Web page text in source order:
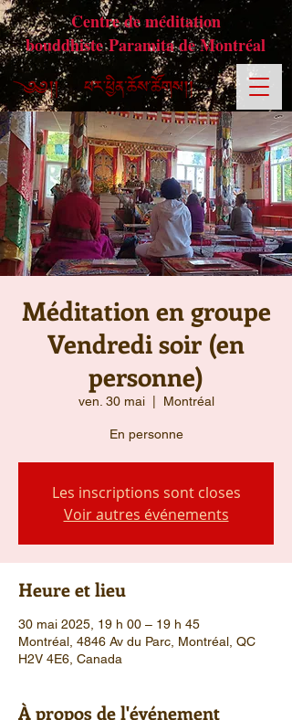
Centre de méditation
bouddhiste Paramita de Montréal
Méditation en groupe
Vendredi soir (en
personne)
ven. 30 mai
  |
Montréal
En personne
Les inscriptions sont closes
Voir autres événements
Heure et lieu
30 mai 2025, 19 h 00 – 19 h 45
Montréal, 4846 Av du Parc, Montréal, QC
H2V 4E6, Canada
À propos de l'événement